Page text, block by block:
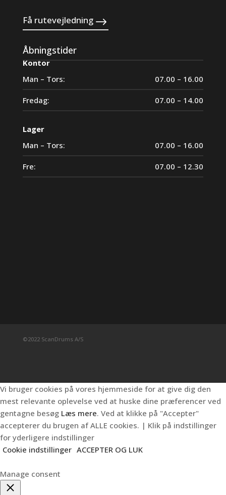
Få rutevejledning
Åbningstider
Kontor
Man – Tors:
07.00 – 16.00
Fredag: 07.00 – 14.00
Lager
Man – Tors:
07.00 – 16.00
Fre: 07.00 – 12.30
©2022 ScanDrums A/S
Vi bruger cookies på vores hjemmeside for at give dig den
mest relevante oplevelse ved at huske dine præferencer ved
gentagne besøg Læs mere. Ved at klikke på "Accepter"
accepterer du brugen af ALLE cookies. | Klik på indstillinger
for yderligere indstillinger
Cookie indstillinger ACCEPTER OG LUK
Manage consent